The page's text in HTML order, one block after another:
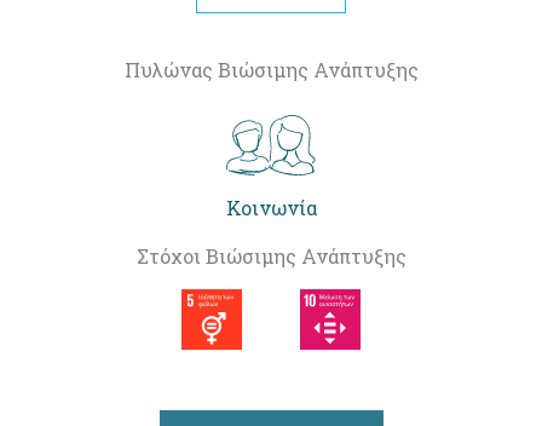
Πυλώνας Βιώσιμης Ανάπτυξης
Κοινωνία
Στόχοι Βιώσιμης Ανάπτυξης